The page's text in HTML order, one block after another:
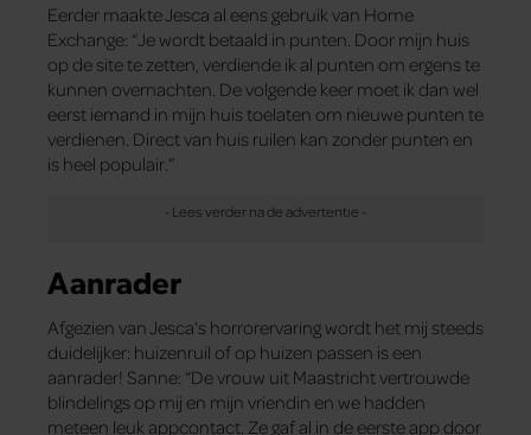
Eerder maakte Jesca al eens gebruik van Home
Exchange: “Je wordt betaald in punten. Door mijn huis
op de site te zetten, verdiende ik al punten om ergens te
kunnen overnachten. De volgende keer moet ik dan wel
eerst iemand in mijn huis toelaten om nieuwe punten te
verdienen. Direct van huis ruilen kan zonder punten en
is heel populair.”
Aanrader
Afgezien van Jesca’s horrorervaring wordt het mij steeds
duidelijker: huizenruil of op huizen passen is een
aanrader! Sanne: “De vrouw uit Maastricht vertrouwde
blindelings op mij en mijn vriendin en we hadden
meteen leuk appcontact. Ze gaf al in de eerste app door